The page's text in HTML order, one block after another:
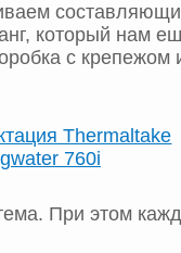
который нам
с
При этом